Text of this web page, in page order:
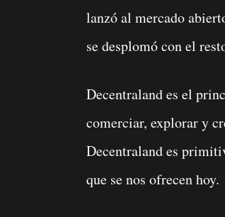
lanzó al mercado
se desplomó con el
Decentraland es el
comerciar, explorar y
Decentraland es
que se nos ofrecen hoy.